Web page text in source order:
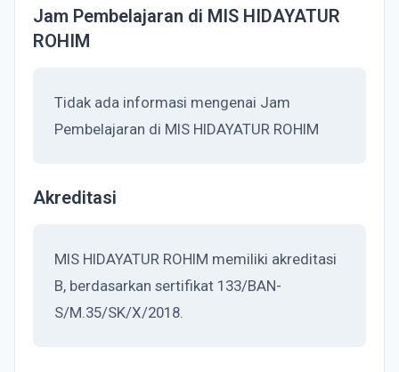
Jam Pembelajaran di MIS HIDAYATUR
ROHIM
Tidak ada informasi mengenai Jam
Pembelajaran di MIS HIDAYATUR ROHIM
Akreditasi
MIS HIDAYATUR ROHIM memiliki akreditasi
B, berdasarkan sertifikat 133/BAN-
S/M.35/SK/X/2018.